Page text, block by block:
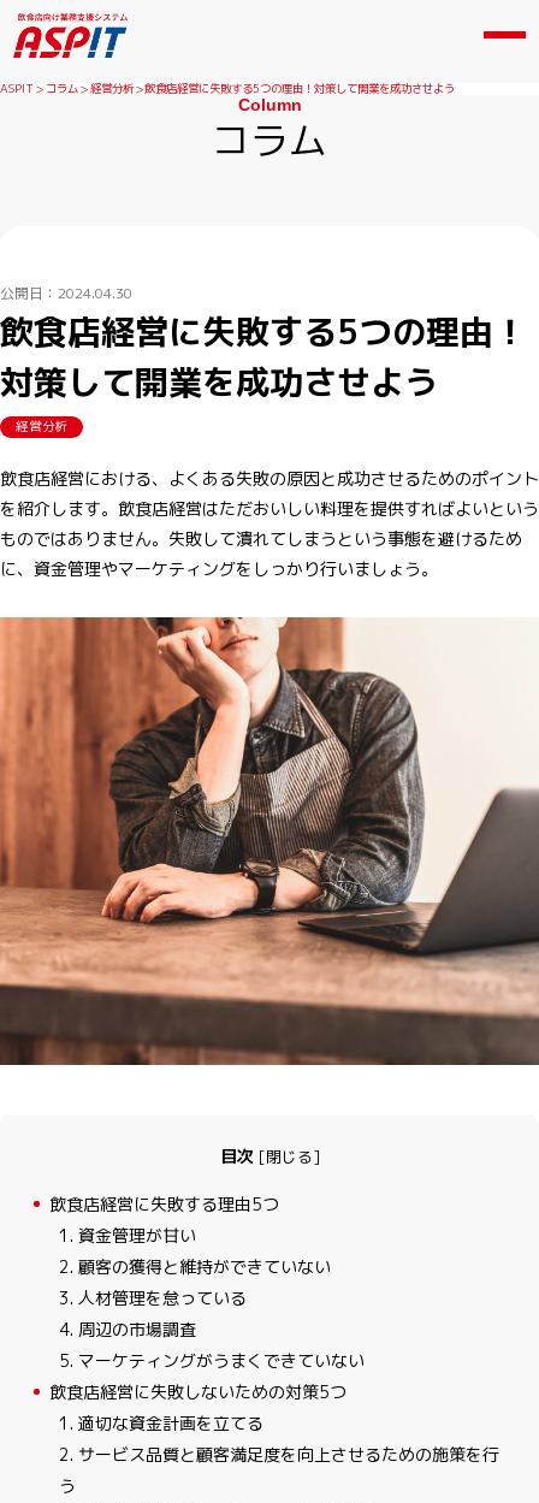
ASPIT コラム 経営分析 飲食店経営に失敗する5つの理由！対策して開業を成功させよう
Column
コラム
公開日：2024.04.30
飲食店経営に失敗する5つの理由！
対策して開業を成功させよう
経営分析
飲食店経営における、よくある失敗の原因と成功させるためのポイント
を紹介します。飲食店経営はただおいしい料理を提供すればよいという
ものではありません。失敗して潰れてしまうという事態を避けるため
に、資金管理やマーケティングをしっかり行いましょう。
目次 [閉じる]
1 飲食店経営に失敗する理由5つ
1. 資金管理が甘い
2. 顧客の獲得と維持ができていない
3. 人材管理を怠っている
4. 周辺の市場調査
5. マーケティングがうまくできていない
2 飲食店経営に失敗しないための対策5つ
1. 適切な資金計画を立てる
2. サービス品質と顧客満足度を向上させるための施策を行
う